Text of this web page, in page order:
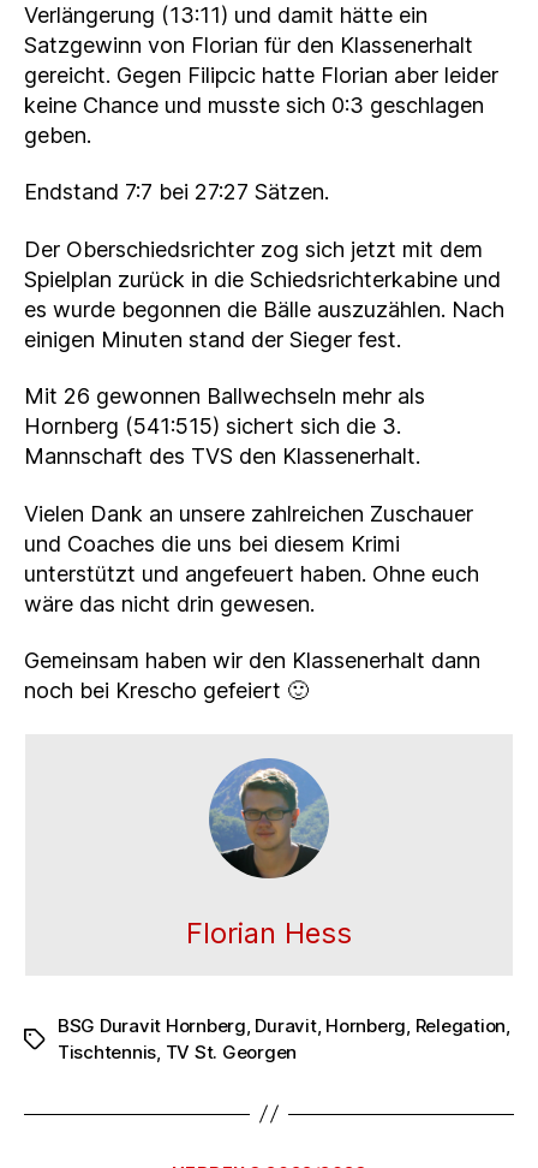
Verlängerung (13:11) und damit hätte ein
Satzgewinn von Florian für den Klassenerhalt
gereicht. Gegen Filipcic hatte Florian aber leider
keine Chance und musste sich 0:3 geschlagen
geben.
Endstand 7:7 bei 27:27 Sätzen.
Der Oberschiedsrichter zog sich jetzt mit dem
Spielplan zurück in die Schiedsrichterkabine und
es wurde begonnen die Bälle auszuzählen. Nach
einigen Minuten stand der Sieger fest.
Mit 26 gewonnen Ballwechseln mehr als
Hornberg (541:515) sichert sich die 3.
Mannschaft des TVS den Klassenerhalt.
Vielen Dank an unsere zahlreichen Zuschauer
und Coaches die uns bei diesem Krimi
unterstützt und angefeuert haben. Ohne euch
wäre das nicht drin gewesen.
Gemeinsam haben wir den Klassenerhalt dann
noch bei Krescho gefeiert 🙂
Florian Hess
Schlagwörter
BSG Duravit Hornberg, Duravit, Hornberg, Relegation,
Tischtennis, TV St. Georgen